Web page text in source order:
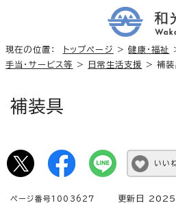
現在の位置： トップページ >健康・福祉
手当・サービス等
> 日常生活支援 > 補装
補装具
いい
ページ番号1003627 更新日 2025